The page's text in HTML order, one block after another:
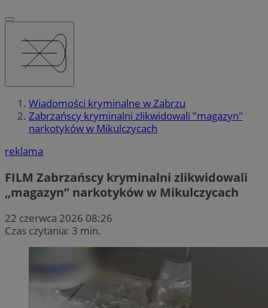
Wiadomości kryminalne w Zabrzu
Zabrzańscy kryminalni zlikwidowali "magazyn"
narkotyków w Mikulczycach
reklama
FILM Zabrzańscy kryminalni zlikwidowali
„magazyn” narkotyków w Mikulczycach
22 czerwca 2026 08:26
Czas czytania: 3 min.